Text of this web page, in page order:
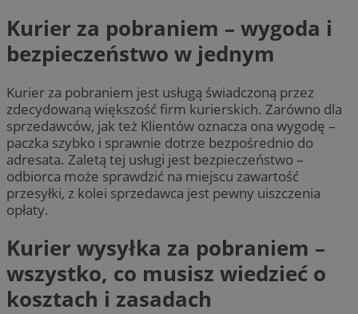
Kurier za pobraniem – wygoda i
bezpieczeństwo w jednym
Kurier za pobraniem jest usługą świadczoną przez
zdecydowaną większość firm kurierskich. Zarówno dla
sprzedawców, jak też Klientów oznacza ona wygodę –
paczka szybko i sprawnie dotrze bezpośrednio do
adresata. Zaletą tej usługi jest bezpieczeństwo –
odbiorca może sprawdzić na miejscu zawartość
przesyłki, z kolei sprzedawca jest pewny uiszczenia
opłaty.
Kurier wysyłka za pobraniem –
wszystko, co musisz wiedzieć o
kosztach i zasadach